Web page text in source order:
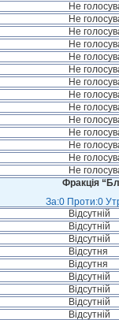
Не
Не
Не
Не
Не
Не
Не
Не
Не
Не
Не
Не
Не
Не
Фракція
За:0 Проти:0
Відсутній
Відсутній
Відсутній
Відсутня
Відсутня
Відсутній
Відсутній
Відсутній
Відсутній